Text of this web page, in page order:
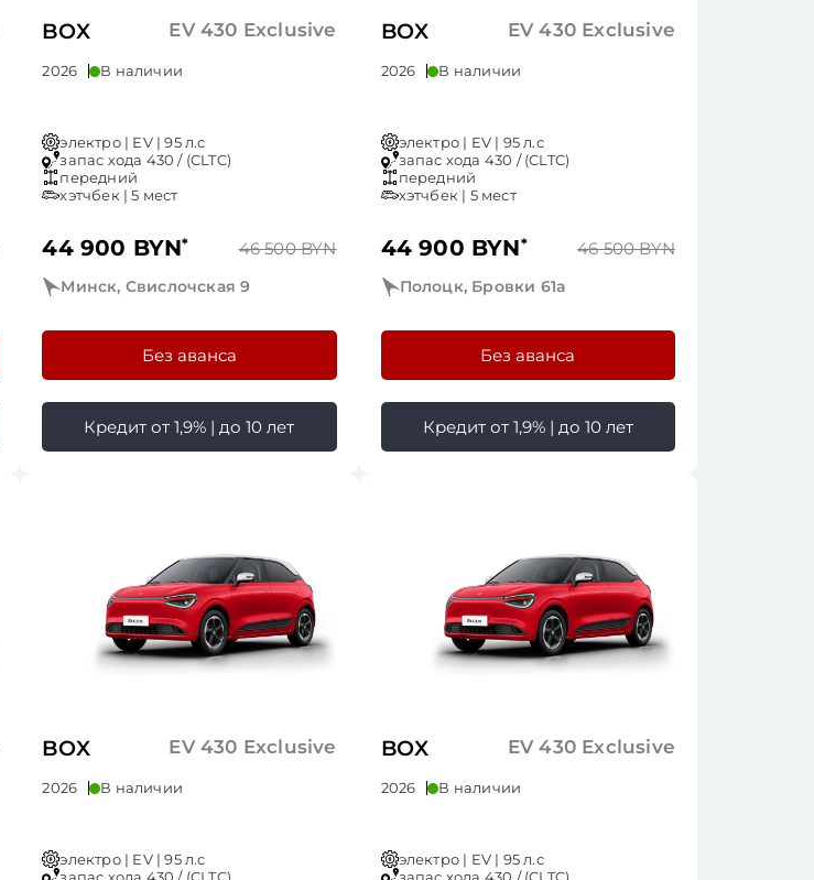
BOX EV 430 Exclusive
2026 В наличии
электро | EV | 95 л.с
запас хода 430 / (CLTC)
передний
хэтчбек | 5 мест
44 900 BYN* 46 500 BYN
Минск, Свислочская 9
Без аванса
Кредит от 1,9% | до 10 лет
BOX EV 430 Exclusive
2026 В наличии
электро | EV | 95 л.с
запас хода 430 / (CLTC)
передний
хэтчбек | 5 мест
44 900 BYN* 46 500 BYN
Полоцк, Бровки 61a
Без аванса
Кредит от 1,9% | до 10 лет
BOX EV 430 Exclusive
2026 В наличии
электро | EV | 95 л.с
запас хода 430 / (CLTC)
BOX EV 430 Exclusive
2026 В наличии
электро | EV | 95 л.с
запас хода 430 / (CLTC)